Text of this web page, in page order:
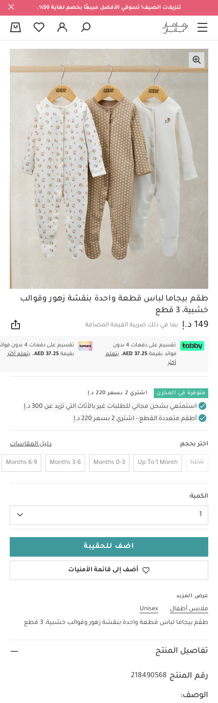
تنزيلات الصيف! تسوقي الأفضل مبيعًا بخصم لغاية 50%.
طقم بيجاما لباس قطعة واحدة بنقشة زهور وقوالب
خشبية، 3 قطع
149 د.إ بما في ذلك ضريبة القيمة المضافة
تقسيم على دفعات 4 بدون
فوائد بقيمة AED 37.25.
يتعلم
أكثر
تقسيم على دفعات 4 بدون
بقيمةAED 37.25. يتعلم أكثر
متوفرة في المخزن اشتري 2 بسعر 220 د.إ
استمتعي بشحن مجاني للطلبات غير بالأثاث التي تزيد عن 300 د.إ
أطقم متعددة القطع - اشتري 2 بسعر 220 د.إ
اختر بحجم: دليل المقاسات
NEW
Up To 1 Month
0-3 Months
3-6 Months
6-9 Months
الكمية:
1
اضف للحقيبة
أضف إلى قائمة الأمنيات
عرض المزيد
ملابس أطفال
Unisex
طقم بيجاما لباس قطعة واحدة بنقشة زهور وقوالب خشبية، 3 قطع
تفاصيل المنتج
رقم المنتج 218490568
الوصف: